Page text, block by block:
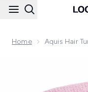
Home Aquis Hair